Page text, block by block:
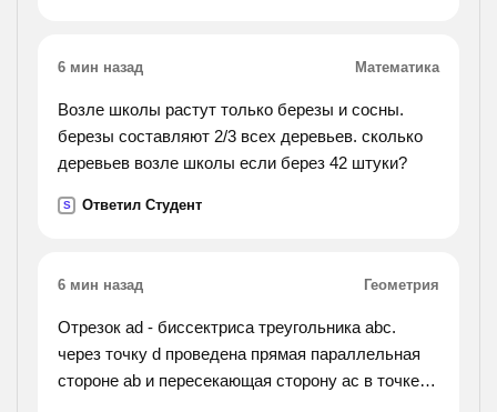
6 мин назад Математика
Возле школы растут только березы и сосны.
березы составляют 2/3 всех деревьев. сколько
деревьев возле школы если берез 42 штуки?
S Ответил Студент
6 мин назад Геометрия
Отрезок ad - биссектриса треугольника abc.
через точку d проведена прямая параллельная
стороне ab и пересекающая сторону ac в точке f.